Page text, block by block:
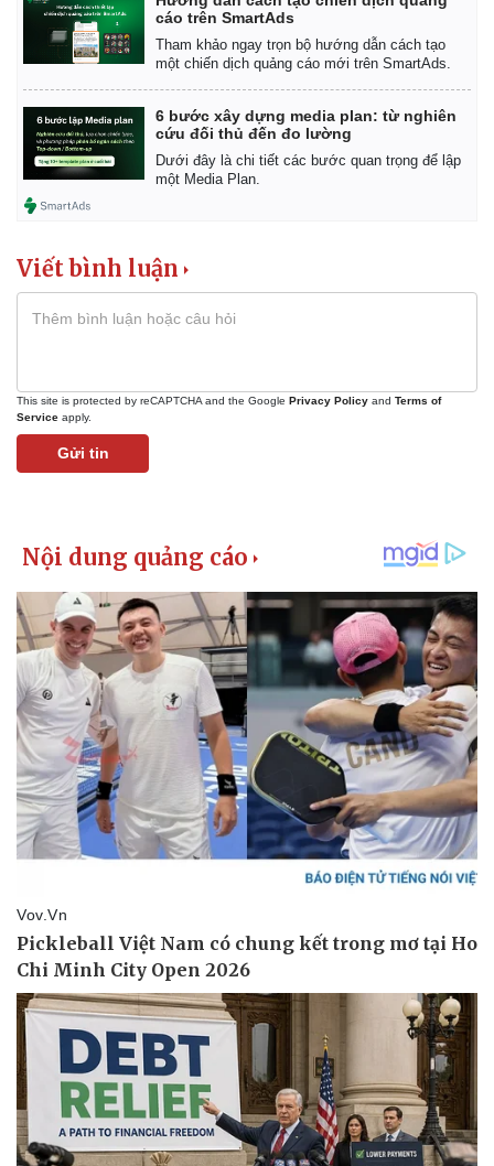
Pháp luật
Vụ án
Tin nóng
Tư vấn luật
Vũ khí
Việt Nam
Phân tích
cáo trên SmartAds
Tham khảo ngay trọn bộ hướng dẫn cách tạo
một chiến dịch quảng cáo mới trên SmartAds.
6 bước xây dựng media plan: từ nghiên
cứu đối thủ đến đo lường
Dưới đây là chi tiết các bước quan trọng để lập
một Media Plan.
Viết bình luận
This site is protected by reCAPTCHA and the Google Privacy Policy and Terms of
Service apply.
Gửi tin